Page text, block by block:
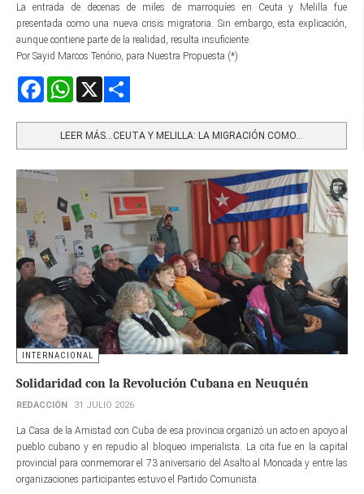
La entrada de decenas de miles de marroquíes en Ceuta y Melilla fue
presentada como una nueva crisis migratoria. Sin embargo, esta explicación,
aunque contiene parte de la realidad, resulta insuficiente.
Por Sayid Marcos Tenório, para Nuestra Propuesta (*)
FacebookWhatsApp
LEER MÁS…CEUTA Y MELILLA: LA MIGRACIÓN COMO...
INTERNACIONAL
Solidaridad con la Revolución Cubana en Neuquén
REDACCIÓN 31 JULIO 2026
La Casa de la Amistad con Cuba de esa provincia organizó un acto en apoyo al
pueblo cubano y en repudio al bloqueo imperialista. La cita fue en la capital
provincial para conmemorar el 73 aniversario del Asalto al Moncada y entre las
organizaciones participantes estuvo el Partido Comunista.